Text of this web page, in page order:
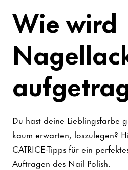
Wie wird
Du hast deine Lieblingsfarbe
kaum erwarten, loszulegen?
CATRICE-Tipps für ein
Auftragen des Nail Polish.